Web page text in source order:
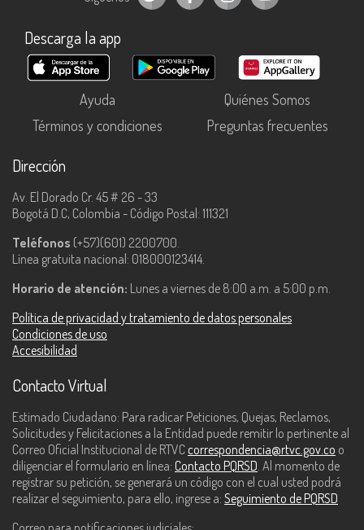
Descarga la app
Ayuda
Quiénes Somos
Términos y condiciones
Preguntas frecuentes
Dirección
Av. El Dorado Cr. 45 # 26 - 33
Bogotá D.C, Colombia - Código Postal: 111321
Teléfonos (+57)(601) 2200700.
Línea gratuita nacional: 018000123414.
Horario de atención: Lunes a viernes de 8:00 a.m. a 5:00 p.m.
Política de privacidad y tratamiento de datos personales
Condiciones de uso
Accesibilidad
Contacto Virtual
Estimado Ciudadano: Para radicar Peticiones, Quejas, Reclamos,
Solicitudes y Felicitaciones a la Entidad puede remitir lo pertinente al
Correo Oficial Institucional de RTVC correspondencia@rtvc.gov.co o
diligenciar el formulario en línea: Contacto PQRSD. Al momento de
registrar su petición, se generará un código con el cual usted podrá
realizar el seguimiento, para ello, ingrese a: Seguimiento de PQRSD